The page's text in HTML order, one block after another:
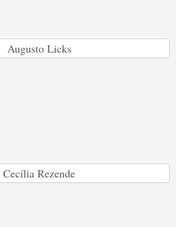
Augusto Licks
Cecília Rezende